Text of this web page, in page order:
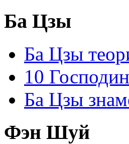
Ба Цзы
Ба Цзы
10
Ба Цзы
Фэн Шуй